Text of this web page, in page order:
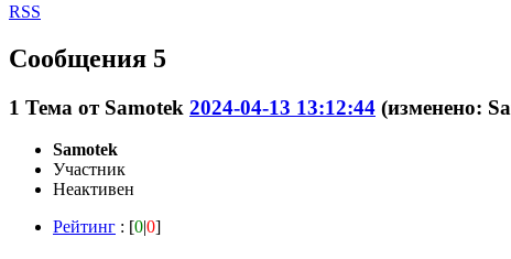
RSS
Сообщения 5
1 Тема от Samotek 2024-04-13 13:12:44 (изменено:
Samotek
Участник
Неактивен
Рейтинг : [0|0]